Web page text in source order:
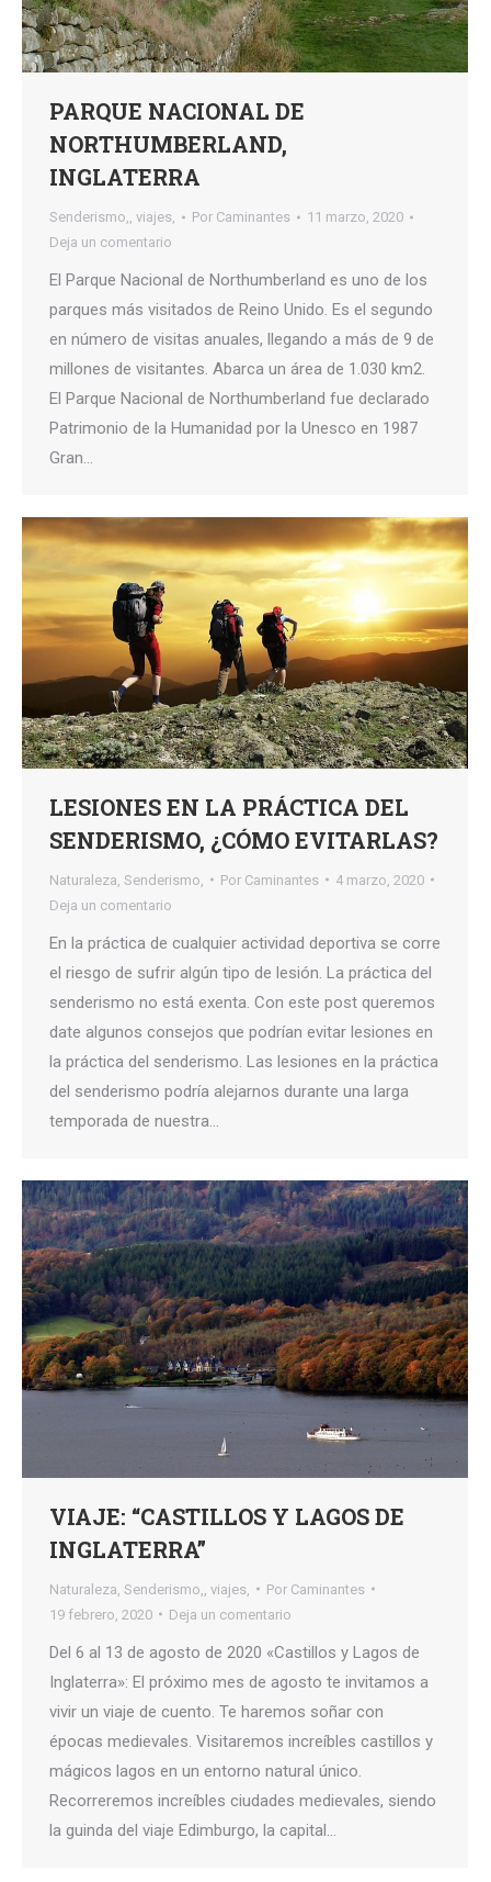
PARQUE NACIONAL DE
NORTHUMBERLAND,
INGLATERRA
Senderismo,, viajes, Por Caminantes
11 marzo, 2020
Deja un comentario
El Parque Nacional de Northumberland es uno de los
parques más visitados de Reino Unido. Es el segundo
en número de visitas anuales, llegando a más de 9 de
millones de visitantes. Abarca un área de 1.030 km2.
El Parque Nacional de Northumberland fue declarado
Patrimonio de la Humanidad por la Unesco en 1987
Gran…
LESIONES EN LA PRÁCTICA DEL
SENDERISMO, ¿CÓMO EVITARLAS?
Naturaleza Senderismo, Por Caminantes
4 marzo, 2020
Deja un comentario
En la práctica de cualquier actividad deportiva se corre
el riesgo de sufrir algún tipo de lesión. La práctica del
senderismo no está exenta. Con este post queremos
date algunos consejos que podrían evitar lesiones en
la práctica del senderismo. Las lesiones en la práctica
del senderismo podría alejarnos durante una larga
temporada de nuestra…
VIAJE: “CASTILLOS Y LAGOS DE
INGLATERRA”
Naturaleza Senderismo, viajes, Por Caminantes
19 febrero, 2020
Deja un comentario
Del 6 al 13 de agosto de 2020 «Castillos y Lagos de
Inglaterra»: El próximo mes de agosto te invitamos a
vivir un viaje de cuento. Te haremos soñar con
épocas medievales. Visitaremos increíbles castillos y
mágicos lagos en un entorno natural único.
Recorreremos increíbles ciudades medievales, siendo
la guinda del viaje Edimburgo, la capital…